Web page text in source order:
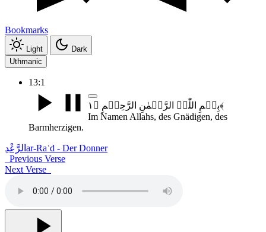
Bookmarks
Light
Dark
Uthmanic
13:1
بِسۡمِ اللّٰہِ الرَّحۡمٰنِ الرَّحِیۡمِ ﴿۱﴾
Im Namen Allahs, des Gnädigen, des
Barmherzigen.
الرَّعْدِ ar-Raʿd - Der Donner
Previous Verse
Next Verse